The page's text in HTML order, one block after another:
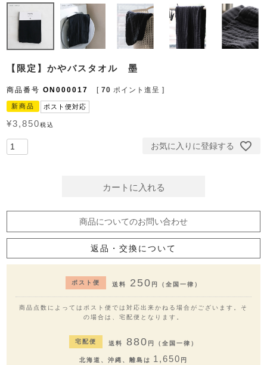
【限定】かやバスタオル 墨
商品番号 ON000017 [ 70 ポイント進呈 ]
新商品 ポスト便対応
¥3,850税込
お気に入りに登録する
カートに入れる
商品についてのお問い合わせ
返品・交換について
ポスト便 送料 250 円（全国一律）
商品点数によってはポスト便では対応出来かねる場合がございます。そ
の場合は、宅配便となります。
宅配便 送料 880 円（全国一律）
北海道、沖縄、離島は 1,650 円